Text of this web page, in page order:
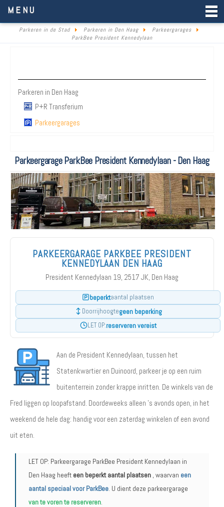
MENU
Parkeren in de Stad Parkeren in Den Haag
Parkeergarages
ParkBee President Kennedylaan
Parkeren in Den Haag
P+R Transferium
Parkeergarages
Parkeergarage ParkBee President Kennedylaan - Den Haag
PARKEERGARAGE PARKBEE PRESIDENT
KENNEDYLAAN DEN HAAG
President Kennedylaan 19, 2517 JK, Den Haag
beperktaantal plaatsen
Doorrijhoogtegeen beperking
LET OP:reserveren vereist
Aan de President Kennedylaan, tussen het
Statenkwartier en Duinoord, parkeer je op een ruim
buitenterrein zonder krappe inritten. De winkels van de
Fred liggen op loopafstand. Doordeweeks alleen 's avonds open, in het
weekend de hele dag: handig voor een zaterdag winkelen of een avond
uit eten.
LET OP: Parkeergarage ParkBee President Kennedylaan in
Den Haag heeft een beperkt aantal plaatsen , waarvan een
aantal speciaal voor ParkBee . U dient deze parkeergarage
van te voren te reserveren